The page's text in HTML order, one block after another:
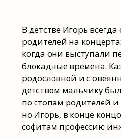
В детстве Игорь
родителей на
когда они выступали
блокадные времена.
родословной и с
детством мальчику
по стопам родителей и
но Игорь, в конце
софитам профессию